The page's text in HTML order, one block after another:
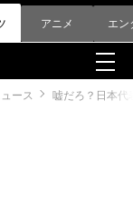
アニメ エン
ース 嘘だろ？日本代